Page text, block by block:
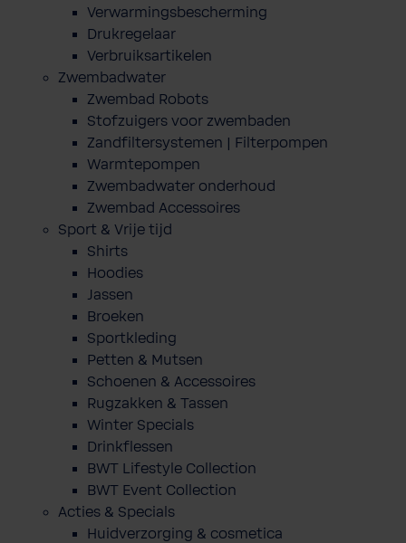
Verwarmingsbescherming
Drukregelaar
Verbruiksartikelen
Zwembadwater
Zwembad Robots
Stofzuigers voor zwembaden
Zandfiltersystemen | Filterpompen
Warmtepompen
Zwembadwater onderhoud
Zwembad Accessoires
Sport & Vrije tijd
Shirts
Hoodies
Jassen
Broeken
Sportkleding
Petten & Mutsen
Schoenen & Accessoires
Rugzakken & Tassen
Winter Specials
Drinkflessen
BWT Lifestyle Collection
BWT Event Collection
Acties & Specials
Huidverzorging & cosmetica